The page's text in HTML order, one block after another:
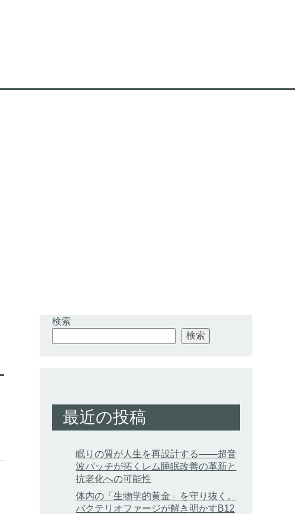
検索
検索
最近の投稿
眠りの質が人生を再設計する——超音
波パッチが拓くレム睡眠改善の革新と
抗老化への可能性
体内の「生物学的黄金」を守り抜く。
バクテリオファージが解き明かすB12